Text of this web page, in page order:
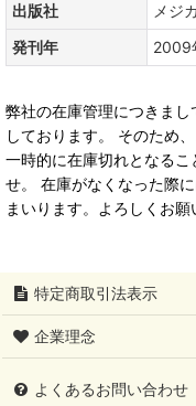
出版社
メジ
発刊年
2009
弊社の在庫管理につきま
しております。 そのため
一時的に在庫切れとなる
せ。 在庫がなくなった際
まいります。よろしくお願
特定商取引法表示
企業理念
よくあるお問い合わせ